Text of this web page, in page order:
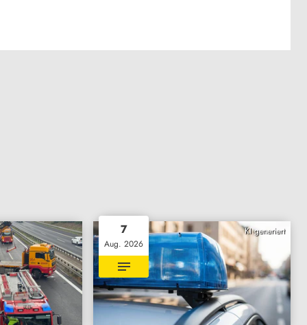
KI generiert
7
Aug. 2026